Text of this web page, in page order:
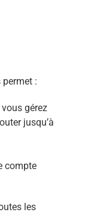
permet :
gérez
jusqu’à
compte
les